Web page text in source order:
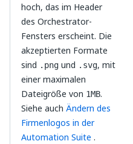
hoch, das im Header
des Orchestrator-
Fensters erscheint. Die
akzeptierten Formate
sind .png und .svg, mit
einer maximalen
Dateigröße von 1MB.
Siehe auch Ändern des
Firmenlogos in der
Automation Suite .